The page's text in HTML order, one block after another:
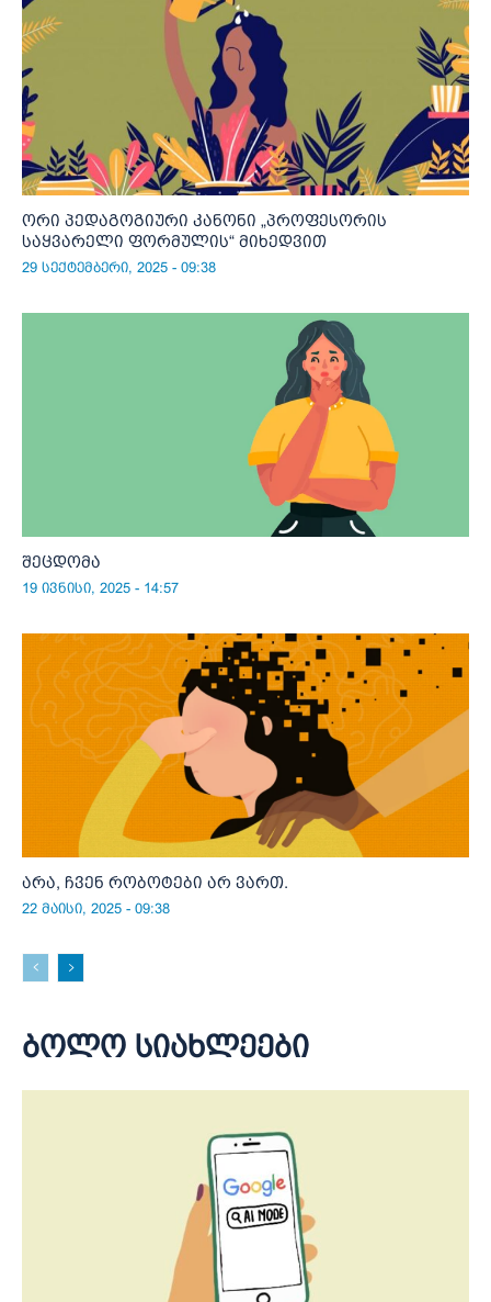
ორი პედაგოგიური კანონი „პროფესორის
საყვარელი ფორმულის“ მიხედვით
29 სექტემბერი, 2025 - 09:38
შეცდომა
19 ივნისი, 2025 - 14:57
არა, ჩვენ რობოტები არ ვართ.
22 მაისი, 2025 - 09:38
ბოლო სიახლეები